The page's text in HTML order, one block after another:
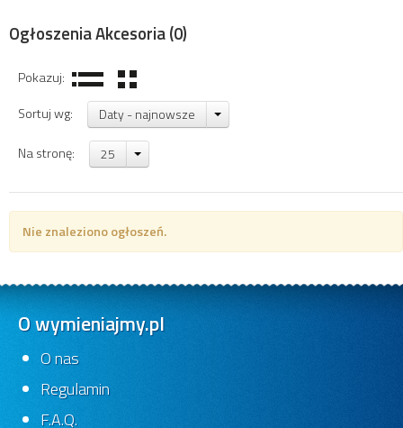
Ogłoszenia Akcesoria(0)
Pokazuj:
Sortuj wg:
Daty - najnowsze
Na stronę: 25
Nie znaleziono ogłoszeń.
O wymieniajmy.pl
O nas
Regulamin
F.A.Q.